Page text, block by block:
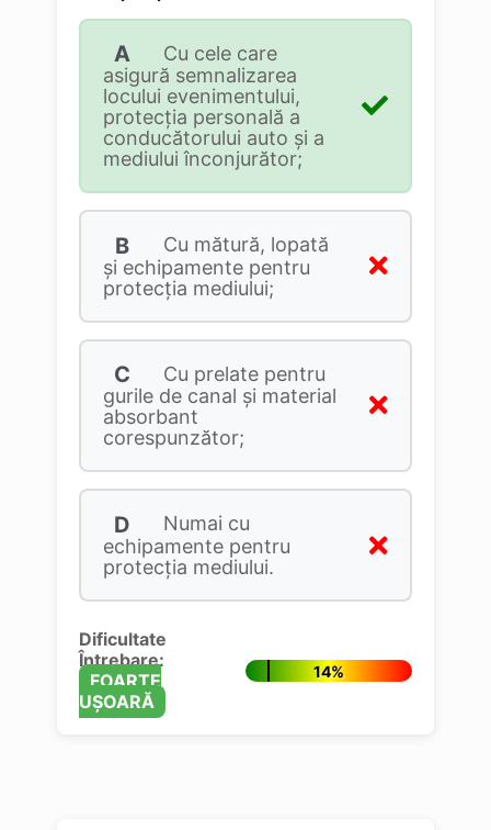
A
Cu cele care
asigură semnalizarea
locului evenimentului,
protecția personală a
conducătorului auto și a
mediului înconjurător;
B
Cu mătură, lopată
şi echipamente pentru
protecţia mediului;
C
Cu prelate pentru
gurile de canal şi material
absorbant
corespunzător;
D
Numai cu
echipamente pentru
protecţia mediului.
Dificultate
Întrebare:
FOARTE
UȘOARĂ
14%